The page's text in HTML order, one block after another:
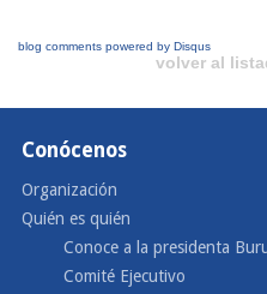
blog comments powered by Disqus
volver al
Conócenos
Organización
Quién es quién
Conoce a la presidenta
Comité Ejecutivo